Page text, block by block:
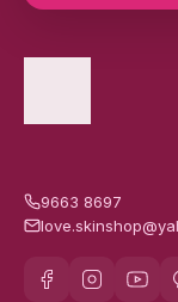
9663 8697